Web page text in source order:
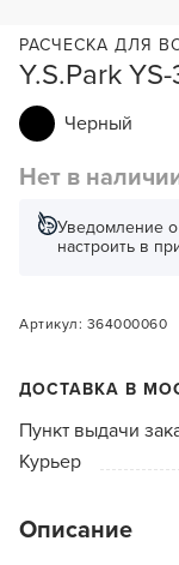
Y.S.Park
РАСЧЕСКА ДЛЯ
Черный
Нет в
Уведомление
настроить в
Артикул: 364000060
ДОСТАВКА В
Пункт выдачи
Курьер
Описание